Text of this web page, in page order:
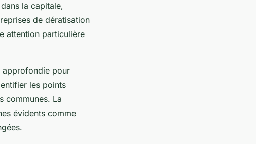
la capitale,
de dératisation
attention particulière
approfondie pour
les points
communes. La
évidents comme